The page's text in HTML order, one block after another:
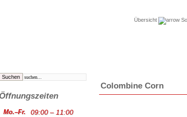
Übersicht
Öffnungszeiten
Mo.–Fr.
09:00 – 11:00
Colombine Corn